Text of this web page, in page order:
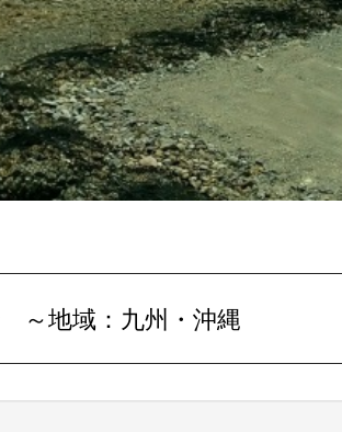
～地域：九州・沖縄